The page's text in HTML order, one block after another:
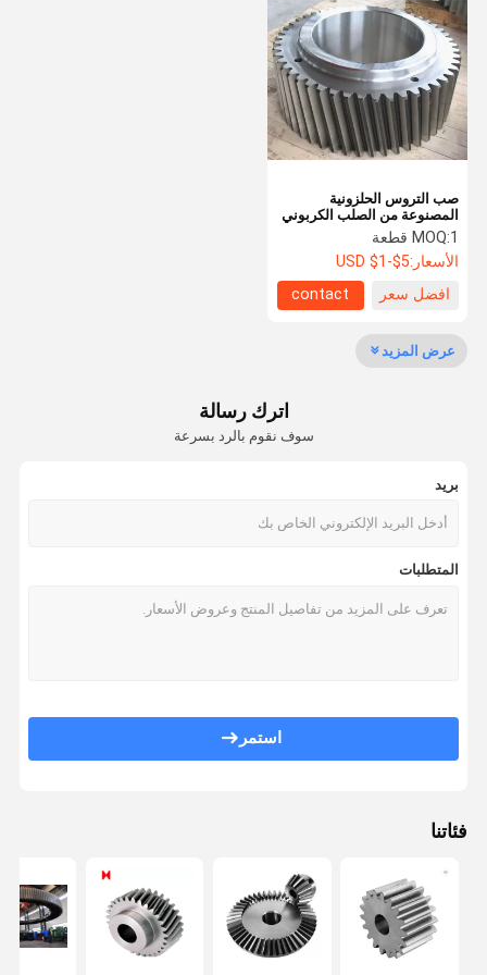
مخفض التروس الكوكبي
مخفض سرعة العمود الموازي
الفرن الدوار للاسمنت
عجلة إحزم الرأس
قطع غيار ماكينات التعدين
صب التروس الحلزونية
المصنوعة من الصلب الكربوني
C45 للأفران الدوارة
MOQ:1 قطعة
الأسعار:USD $1-$5
افضل سعر
contact
عرض المزيد
اترك رسالة
سوف نقوم بالرد بسرعة
بريد
المتطلبات
استمر
فئاتنا